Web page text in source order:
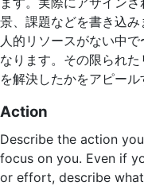
景、課題などを書き込み
人的リソースがない中
なります。その限られ
を解決したかをアピール
Action
Describe the action
focus on you. Even if
or effort, describe